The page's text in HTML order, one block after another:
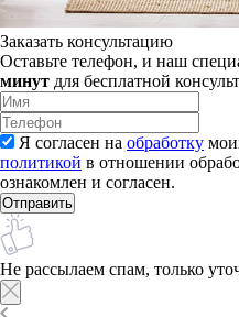
Заказать консультацию
Оставьте телефон, и наш
минут для бесплатной
Я согласен на обработку
политикой в отношении
ознакомлен и согласен.
Не рассылаем спам, только